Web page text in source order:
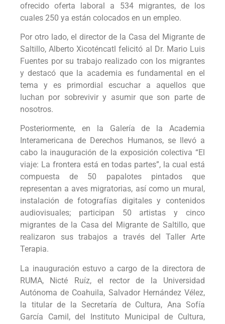
ofrecido oferta laboral a 534 migrantes, de los
cuales 250 ya están colocados en un empleo.
Por otro lado, el director de la Casa del Migrante de
Saltillo, Alberto Xicoténcatl felicitó al Dr. Mario Luis
Fuentes por su trabajo realizado con los migrantes
y destacó que la academia es fundamental en el
tema y es primordial escuchar a aquellos que
luchan por sobrevivir y asumir que son parte de
nosotros.
Posteriormente, en la Galería de la Academia
Interamericana de Derechos Humanos, se llevó a
cabo la inauguración de la exposición colectiva “El
viaje: La frontera está en todas partes”, la cual está
compuesta de 50 papalotes pintados que
representan a aves migratorias, así como un mural,
instalación de fotografías digitales y contenidos
audiovisuales; participan 50 artistas y cinco
migrantes de la Casa del Migrante de Saltillo, que
realizaron sus trabajos a través del Taller Arte
Terapia.
La inauguración estuvo a cargo de la directora de
RUMA, Nicté Ruíz, el rector de la Universidad
Autónoma de Coahuila, Salvador Hernández Vélez,
la titular de la Secretaría de Cultura, Ana Sofía
García Camil, del Instituto Municipal de Cultura,